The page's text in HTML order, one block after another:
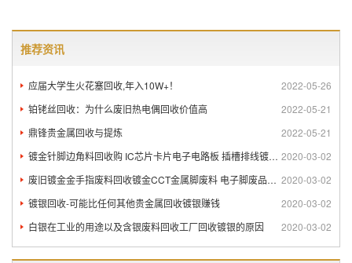
推荐资讯
2022-05-26
应届大学生火花塞回收,年入10W+！
2022-05-21
铂铑丝回收：为什么废旧热电偶回收价值高
2022-05-21
鼎锋贵金属回收与提炼
2020-03-02
镀金针脚边角料回收购 IC芯片卡片电子电路板 插槽排线镀金回
2020-03-02
废旧镀金金手指废料回收镀金CCT金属脚废料 电子脚废品回收
2020-03-02
镀银回收-可能比任何其他贵金属回收镀银赚钱
2020-03-02
白银在工业的用途以及含银废料回收工厂回收镀银的原因